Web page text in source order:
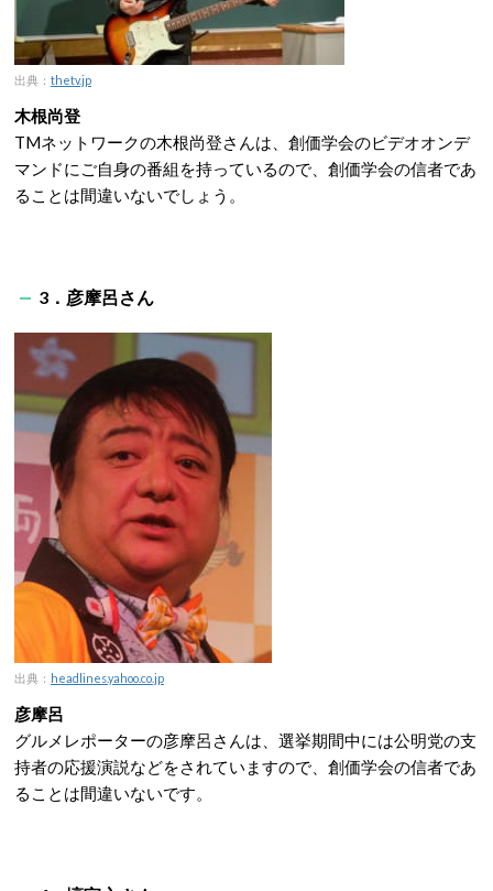
出典： thetv.jp
木根尚登
TMネットワークの木根尚登さんは、創価学会のビデオオンデ
マンドにご自身の番組を持っているので、創価学会の信者であ
ることは間違いないでしょう。
3．彦摩呂さん
出典： headlines.yahoo.co.jp
彦摩呂
グルメレポーターの彦摩呂さんは、選挙期間中には公明党の支
持者の応援演説などをされていますので、創価学会の信者であ
ることは間違いないです。